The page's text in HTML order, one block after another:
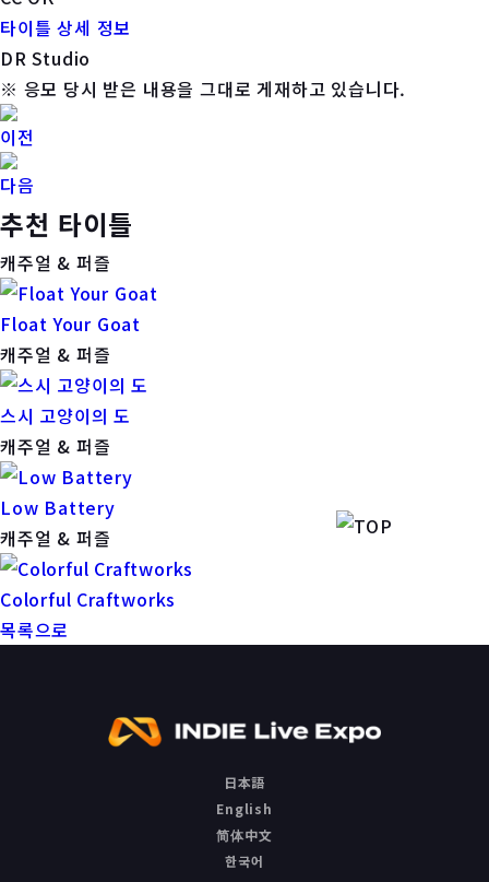
타이틀 상세 정보
DR Studio
※ 응모 당시 받은 내용을 그대로 게재하고 있습니다.
이전
다음
추천 타이틀
캐주얼 & 퍼즐
Float Your Goat
캐주얼 & 퍼즐
스시 고양이의 도
캐주얼 & 퍼즐
Low Battery
캐주얼 & 퍼즐
Colorful Craftworks
목록으로
日本語
English
简体中文
한국어